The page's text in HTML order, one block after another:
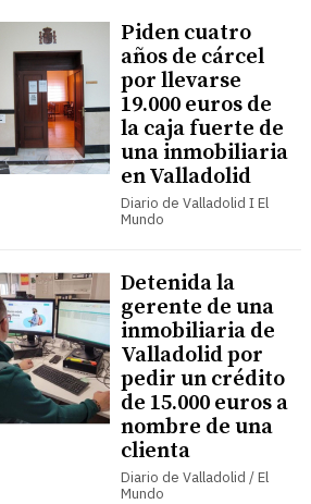
Piden cuatro
años de cárcel
por llevarse
19.000 euros de
la caja fuerte de
una inmobiliaria
en Valladolid
Diario de Valladolid I El
Mundo
Detenida la
gerente de una
inmobiliaria de
Valladolid por
pedir un crédito
de 15.000 euros a
nombre de una
clienta
Diario de Valladolid / El
Mundo